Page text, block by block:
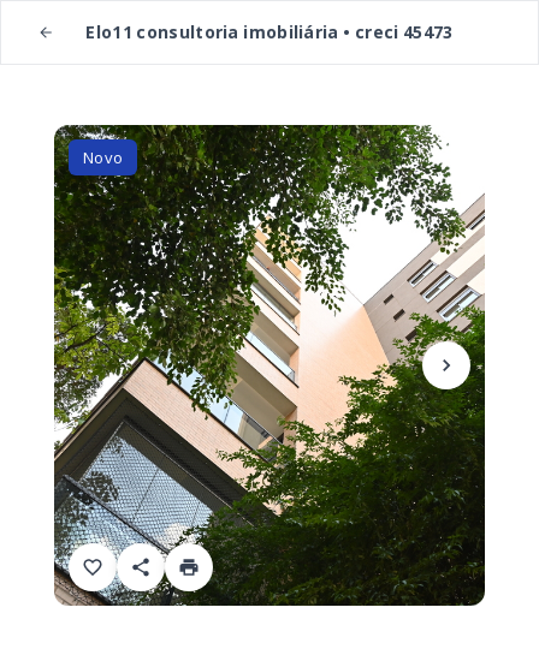
Elo11 consultoria imobiliária • creci 45473
Novo